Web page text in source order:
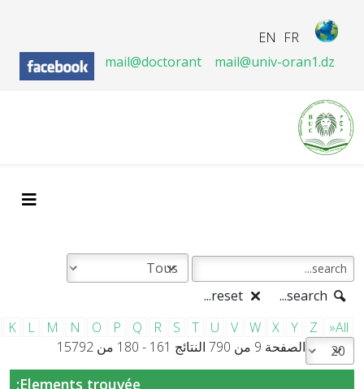
FR
EN
mail@doctorant
mail@univ-oran1.dz
K
L M N O P Q R S T U V W X Y Z
»All
الصفحة 9 من 790 النتائج 161 - 180 من 15792
Elements trouvée: